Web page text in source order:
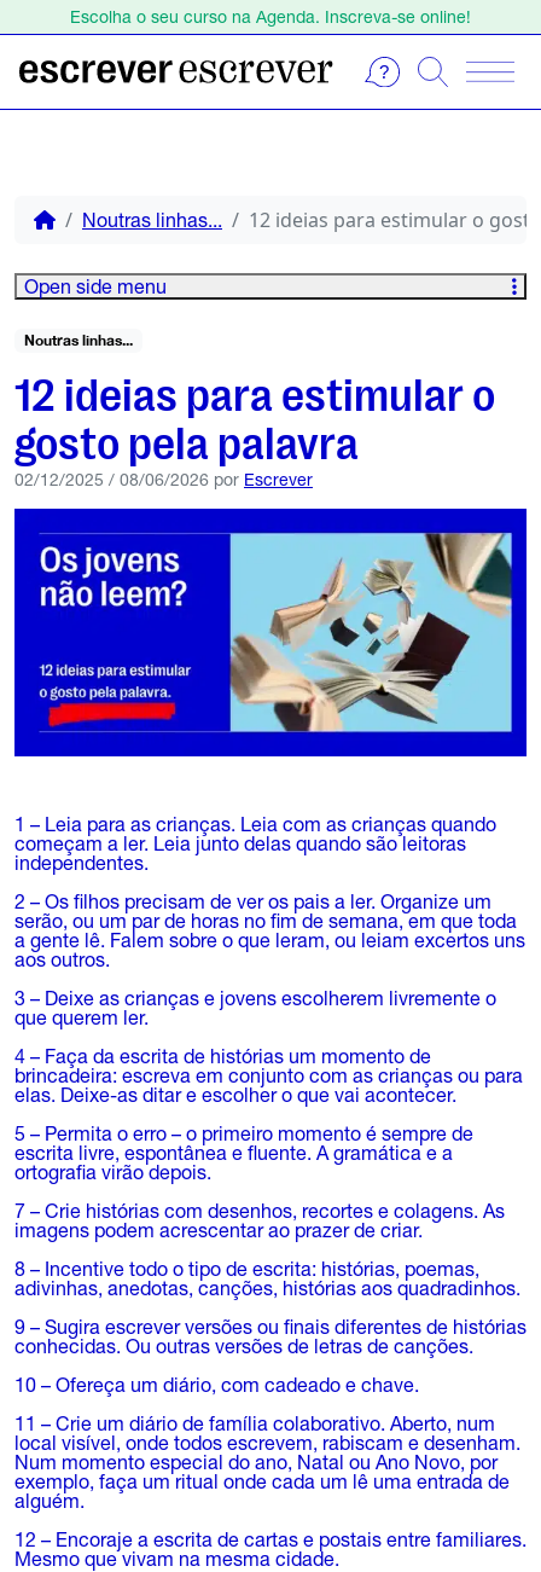
Escolha o seu curso na Agenda. Inscreva-se online!
Escolha o seu curso na Agenda. Inscreva-se online!
Noutras linhas... 12 ideias para estimular o
Open side menu
Noutras linhas...
12 ideias para estimular o
gosto pela palavra
02/12/2025 / 08/06/2026 por Escrever
1 – Leia para as crianças. Leia com as crianças quando
começam a ler. Leia junto delas quando são leitoras
independentes.
2 – Os filhos precisam de ver os pais a ler. Organize um
serão, ou um par de horas no fim de semana, em que toda
a gente lê. Falem sobre o que leram, ou leiam excertos uns
aos outros.
3 – Deixe as crianças e jovens escolherem livremente o
que querem ler.
4 – Faça da escrita de histórias um momento de
brincadeira: escreva em conjunto com as crianças ou para
elas. Deixe-as ditar e escolher o que vai acontecer.
5 – Permita o erro – o primeiro momento é sempre de
escrita livre, espontânea e fluente. A gramática e a
ortografia virão depois.
7 – Crie histórias com desenhos, recortes e colagens. As
imagens podem acrescentar ao prazer de criar.
8 – Incentive todo o tipo de escrita: histórias, poemas,
adivinhas, anedotas, canções, histórias aos quadradinhos.
9 – Sugira escrever versões ou finais diferentes de histórias
conhecidas. Ou outras versões de letras de canções.
10 – Ofereça um diário, com cadeado e chave.
11 – Crie um diário de família colaborativo. Aberto, num
local visível, onde todos escrevem, rabiscam e desenham.
Num momento especial do ano, Natal ou Ano Novo, por
exemplo, faça um ritual onde cada um lê uma entrada de
alguém.
12 – Encoraje a escrita de cartas e postais entre familiares.
Mesmo que vivam na mesma cidade.